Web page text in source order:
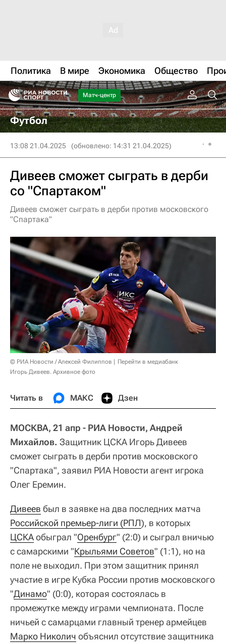
Политика В мире Экономика Общество
Матч-центр
Футбол
13:08 21.04.2025 (обновлено: 14:31 21.04.2025)
Дивеев сможет сыграть в дерби
со "Спартаком"
Дивеев сможет сыграть в дерби против московского
"Спартака"
© РИА Новости / Алексей Филиппов
Перейти в медиабанк
Игорь Дивеев. Архивное фото
Читать в МАКС Дзен
МОСКВА, 21 апр - РИА Новости, Андрей
Михайлов. Защитник ЦСКА Игорь Дивеев
сможет сыграть в дерби против московского
"Спартака", заявил РИА Новости агент игрока
Олег Еремин.
Дивеев был в заявке на два последних матча
Российской премьер-лиги (РПЛ), в которых
ЦСКАобыграл "Оренбург" (2:0) и сыграл вничью
с самарскими "Крыльями Советов" (1:1), но на
поле не выходил. При этом защитник принял
участие в игре Кубка России против московского
"Динамо" (0:0), которая состоялась в
промежутке между играми чемпионата. После
ничьей с самарцами главный тренер армейцев
Марко Николич объяснил отсутствие защитника